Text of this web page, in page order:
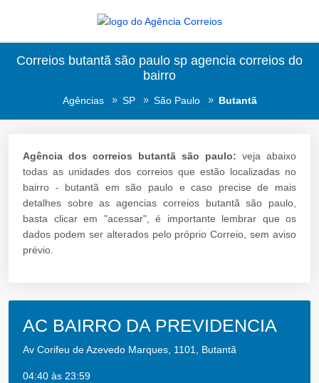
Correios butantã são paulo sp agencia correios do
bairro
Agências SP São Paulo Butantã
Agência dos correios butantã são paulo: veja abaixo
todas as unidades dos correios que estão localizadas no
bairro - butantã em são paulo e caso precise de mais
detalhes sobre as agencias correios butantã são paulo,
basta clicar em "acessar", é importante lembrar que os
dados podem ser alterados pelo próprio Correio, sem aviso
prévio.
AC BAIRRO DA PREVIDENCIA
Av Corifeu de Azevedo Marques, 1101, Butantã
04:40 às 23:59